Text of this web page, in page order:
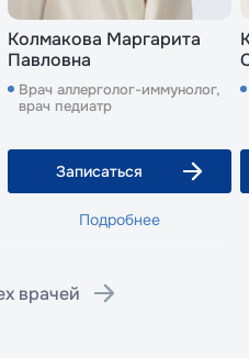
Колмакова Маргарита
Павловна
Врач аллерголог-иммунолог,
врач педиатр
Записаться
Подробнее
врачей